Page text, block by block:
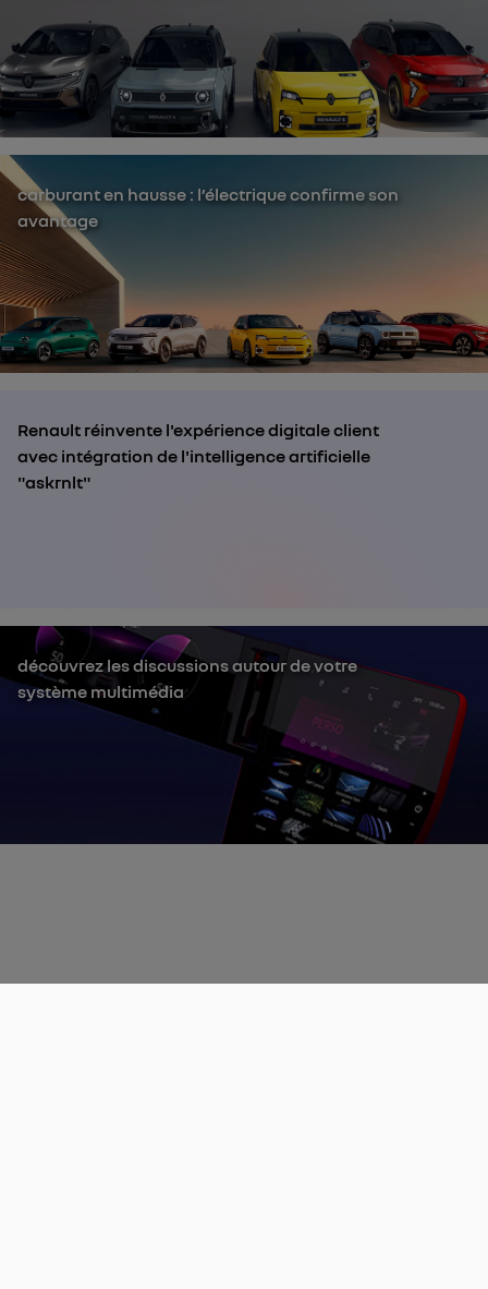
carburant en hausse : l’électrique confirme son
avantage
Renault réinvente l'expérience digitale client
avec intégration de l'intelligence artificielle
"askrnlt"
découvrez les discussions autour de votre
système multimédia